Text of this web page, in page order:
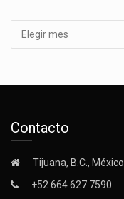
Contacto
Tijuana, B.C., México
+52 664 627 7590